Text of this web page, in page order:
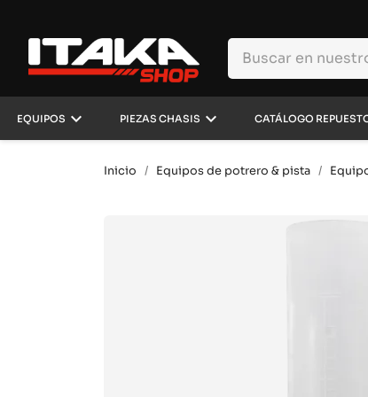
EQUIPOS keyboard_arrow_down PIEZAS CHASIS keyboard_arrow_down CATÁLOGO
Inicio Equipos de potrero & pista